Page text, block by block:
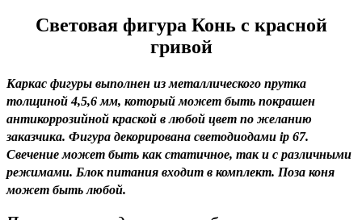
Световая фигура Конь с красной
гривой
Каркас фигуры выполнен из металлического прутка
толщиной 4,5,6 мм, который может быть покрашен
антикоррозийной краской в любой цвет по желанию
заказчика. Фигура декорирована светодиодами ip 67.
Свечение может быть как статичное, так и с различными
режимами. Блок питания входит в комплект. Поза коня
может быть любой.